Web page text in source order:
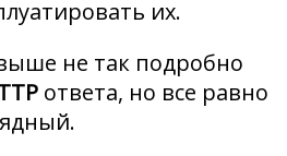
их.
не так подробно
ответа, но все равно